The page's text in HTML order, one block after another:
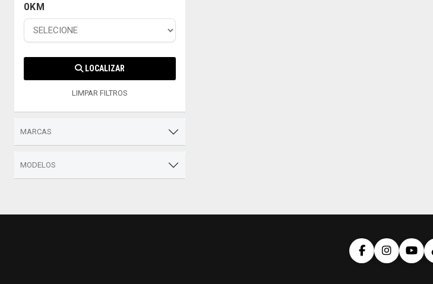
0KM
LOCALIZAR
LIMPAR FILTROS
MARCAS
MODELOS